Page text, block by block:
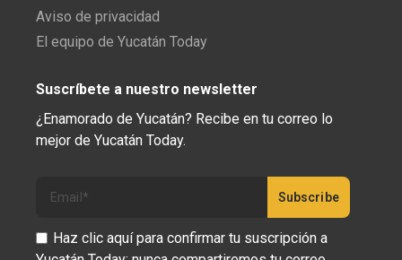
Aviso de privacidad
El equipo de Yucatán Today
Suscríbete a nuestro newsletter
¿Enamorado de Yucatán? Recibe en tu correo lo
mejor de Yucatán Today.
Haz clic aquí para confirmar tu suscripción a